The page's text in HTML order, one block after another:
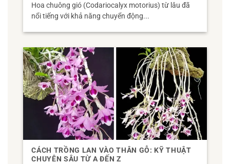
Hoa chuông gió (Codariocalyx motorius) từ lâu đã
nổi tiếng với khả năng chuyển động...
CÁCH TRỒNG LAN VÀO THÂN GỖ: KỸ THUẬT
CHUYÊN SÂU TỪ A ĐẾN Z